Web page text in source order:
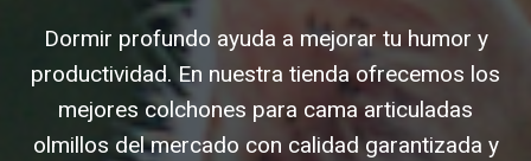
Dormir profundo ayuda a mejorar tu humor y
productividad. En nuestra tienda ofrecemos los
mejores colchones para cama articuladas
olmillos del mercado con calidad garantizada y